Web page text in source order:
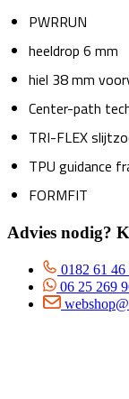
PWRRUN
heeldrop 6 mm
hiel 38 mm
Center-path
TRI-FLEX
TPU guidance
FORMFIT
Advies nodig?
0182 61 46
06 25 269